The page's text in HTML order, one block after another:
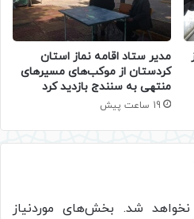
مدیر ستاد اقامه نماز استان
کردستان از موکب‌های مسیرهای
منتهی به سنندج بازدید کرد
19 ساعت پیش
شد. بخش‌های موردنیاز